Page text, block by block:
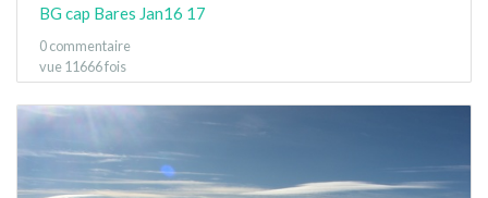
BG cap Bares Jan16 17
0 commentaire
vue 11666 fois